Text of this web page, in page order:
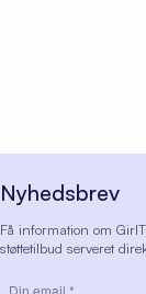
Nyhedsbrev
Få information om
støttetilbud serveret